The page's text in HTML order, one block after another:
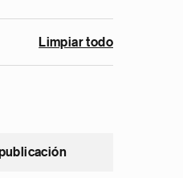
Limpiar todo